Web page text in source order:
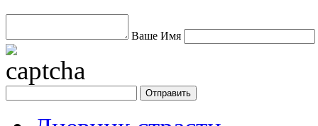
Ваше Имя